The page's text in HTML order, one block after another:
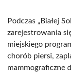
Podczas „Białej
zarejestrowania
miejskiego
chorób piersi,
mammograficzne